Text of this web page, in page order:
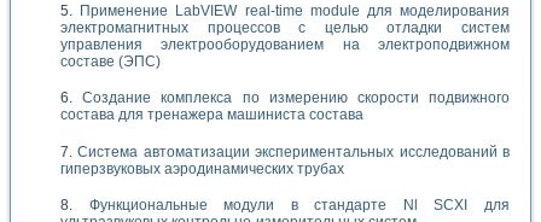
Применение LabVIEW real-time module для моделирования
электромагнитных процессов с целью отладки систем
управления электрооборудованием на электроподвижном
составе (ЭПС)
Создание комплекса по измерению скорости подвижного
состава для тренажера машиниста состава
Система автоматизации экспериментальных исследований в
гиперзвуковых аэродинамических трубах
Функциональные модули в стандарте Nl SCXI для